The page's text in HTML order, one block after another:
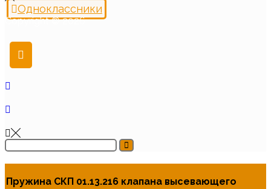
Одноклассники
Copyright © 2026
Пружина СКП 01.13.216 клапана высевающего